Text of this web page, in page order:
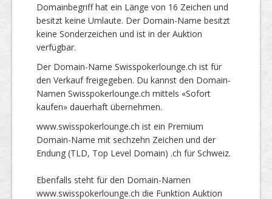
Domainbegriff hat ein Länge von 16 Zeichen und
besitzt keine Umlaute. Der Domain-Name besitzt
keine Sonderzeichen und ist in der Auktion
verfügbar.
Der Domain-Name Swisspokerlounge.ch ist für
den Verkauf freigegeben. Du kannst den Domain-
Namen Swisspokerlounge.ch mittels «Sofort
kaufen» dauerhaft übernehmen.
www.swisspokerlounge.ch ist ein Premium
Domain-Name mit sechzehn Zeichen und der
Endung (TLD, Top Level Domain) .ch für Schweiz.
Ebenfalls steht für den Domain-Namen
www.swisspokerlounge.ch die Funktion Auktion